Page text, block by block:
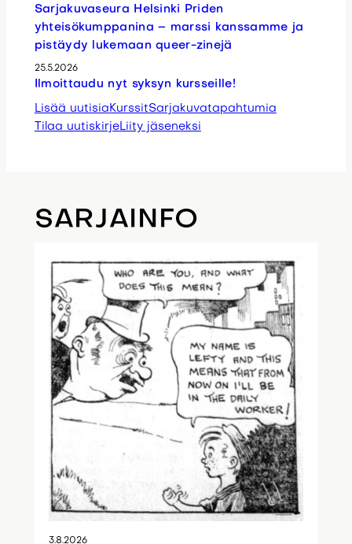
Sarjakuvaseura Helsinki Priden
yhteisökumppanina – marssi kanssamme ja
pistäydy lukemaan queer-zinejä
25.5.2026
Ilmoittaudu nyt syksyn kursseille!
Lisää uutisiaKurssitSarjakuvatapahtumia
Tilaa uutiskirjeLiity jäseneksi
SARJAINFO
3.8.2026